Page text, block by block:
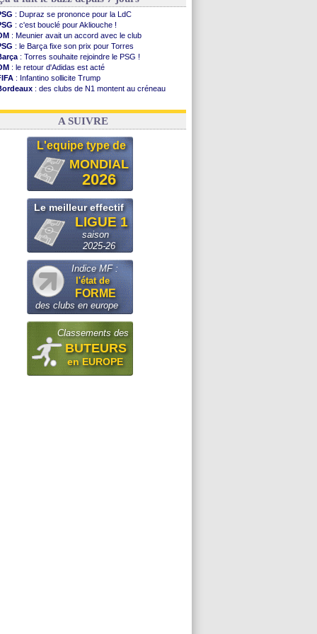
: Dupraz se prononce pour la LdC
: c'est bouclé pour Akliouche !
: Meunier avait un accord avec le club
: le Barça fixe son prix pour Torres
: Torres souhaite rejoindre le PSG !
: le retour d'Adidas est acté
: Infantino sollicite Trump
: des clubs de N1 montent au créneau
: le démenti de Leipzig pour Diomandé
A SUIVRE
L'equipe type de
MONDIAL
2026
Le meilleur effectif
LIGUE 1
saison
2025-26
Indice MF :
l'état de
FORME
des clubs en europe
Classements des
BUTEURS
en EUROPE